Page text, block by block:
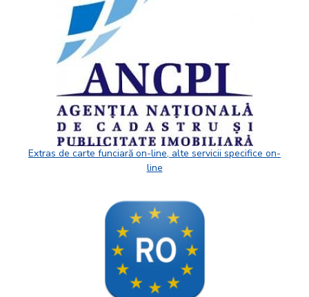
Extras de carte funciară on-line, alte servicii specifice on-
line